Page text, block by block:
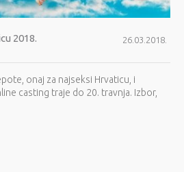
2018. 26.03.2018.
onaj za najseksi Hrvaticu, i
casting traje do 20. travnja. Izbor,